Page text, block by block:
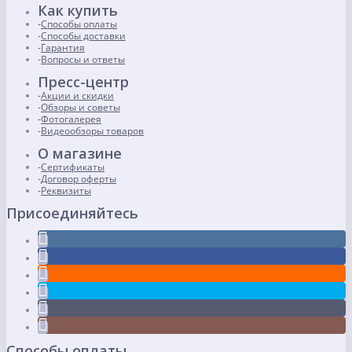
Как купить
Способы оплаты
Способы доставки
Гарантия
Вопросы и ответы
Пресс-центр
Акции и скидки
Обзоры и советы
Фотогалерея
Видеообзоры товаров
О магазине
Сертификаты
Договор оферты
Реквизиты
Присоединяйтесь